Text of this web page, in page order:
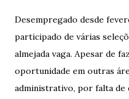
Desempregado desde
participado de várias
almejada vaga. Apesar de
oportunidade em outras
administrativo, por falta de